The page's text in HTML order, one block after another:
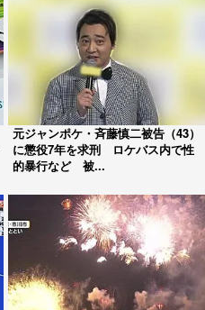
元ジャンポケ・斉藤慎二被告（43）
に懲役7年を求刑 ロケバス内で性
的暴行など 被...